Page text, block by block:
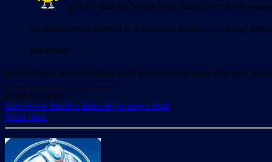
ja, jetzt läuft die Musik zwar durch, aber die
ich glaube mein Internet u. ich werden müde........ich sag' mal
Bis denne......
Danke Ognir, dass Du dabei warst und wünsche auch eine gute
Hendrix-Freaks
http://www.hendrix-links.de/jiminews.html
Nach oben